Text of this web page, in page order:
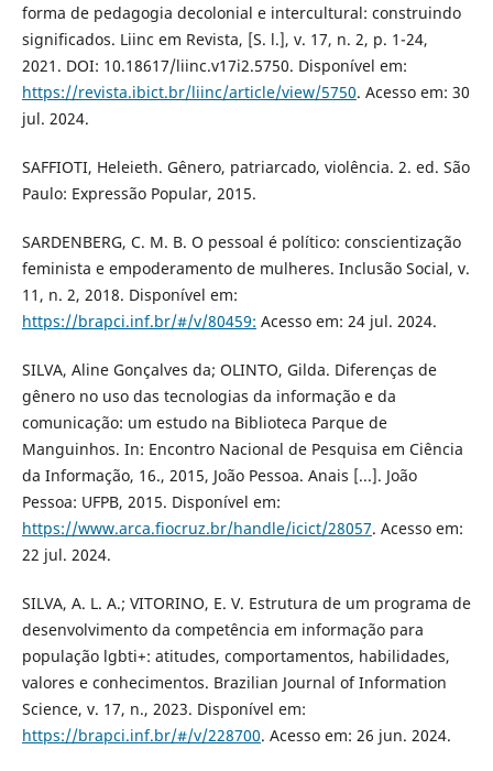
forma de pedagogia decolonial e intercultural: construindo
significados. Liinc em Revista, [S. l.], v. 17, n. 2, p. 1-24,
2021. DOI: 10.18617/liinc.v17i2.5750. Disponível em:
https://revista.ibict.br/liinc/article/view/5750. Acesso em: 30
jul. 2024.
SAFFIOTI, Heleieth. Gênero, patriarcado, violência. 2. ed. São
Paulo: Expressão Popular, 2015.
SARDENBERG, C. M. B. O pessoal é político: conscientização
feminista e empoderamento de mulheres. Inclusão Social, v.
11, n. 2, 2018. Disponível em:
https://brapci.inf.br/#/v/80459: Acesso em: 24 jul. 2024.
SILVA, Aline Gonçalves da; OLINTO, Gilda. Diferenças de
gênero no uso das tecnologias da informação e da
comunicação: um estudo na Biblioteca Parque de
Manguinhos. In: Encontro Nacional de Pesquisa em Ciência
da Informação, 16., 2015, João Pessoa. Anais [...]. João
Pessoa: UFPB, 2015. Disponível em:
https://www.arca.fiocruz.br/handle/icict/28057. Acesso em:
22 jul. 2024.
SILVA, A. L. A.; VITORINO, E. V. Estrutura de um programa de
desenvolvimento da competência em informação para
população lgbti+: atitudes, comportamentos, habilidades,
valores e conhecimentos. Brazilian Journal of Information
Science, v. 17, n., 2023. Disponível em:
https://brapci.inf.br/#/v/228700. Acesso em: 26 jun. 2024.